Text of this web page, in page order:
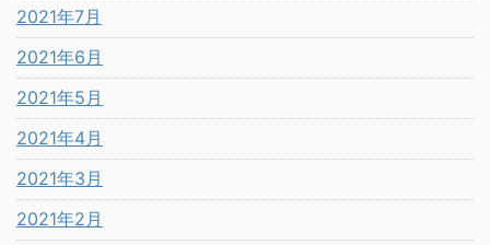
2021年7月
2021年6月
2021年5月
2021年4月
2021年3月
2021年2月